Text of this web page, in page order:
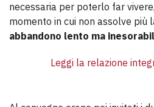
necessaria per poterlo far
momento in cui non assolve più
abbandono lento ma
Leggi la relazione